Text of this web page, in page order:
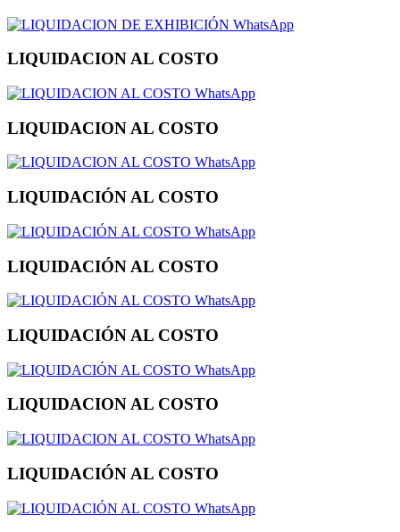
WhatsApp
LIQUIDACION AL COSTO
WhatsApp
LIQUIDACION AL COSTO
WhatsApp
LIQUIDACIÓN AL COSTO
WhatsApp
LIQUIDACIÓN AL COSTO
WhatsApp
LIQUIDACIÓN AL COSTO
WhatsApp
LIQUIDACION AL COSTO
WhatsApp
LIQUIDACIÓN AL COSTO
WhatsApp